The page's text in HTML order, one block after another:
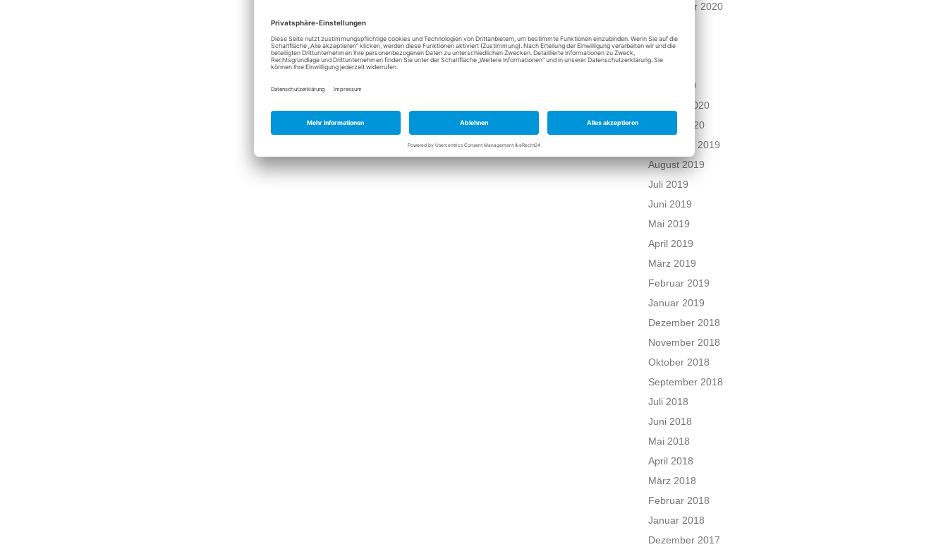
September 2020
Mai 2020
April 2020
März 2020
Februar 2020
Januar 2020
Dezember 2019
August 2019
Juli 2019
Juni 2019
Mai 2019
April 2019
März 2019
Februar 2019
Januar 2019
Dezember 2018
November 2018
Oktober 2018
September 2018
Juli 2018
Juni 2018
Mai 2018
April 2018
März 2018
Februar 2018
Januar 2018
Dezember 2017